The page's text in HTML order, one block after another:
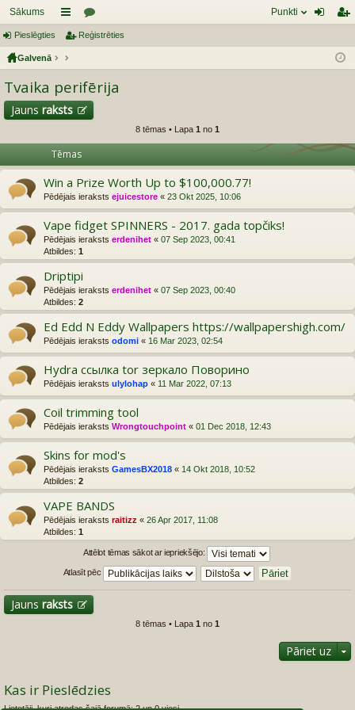
Sākums
aī
sn
es
or
mi
Punkti
ist
Pieslēgties Reģistrēties
Galvenā
Tvaika perifērija
Jauns raksts
8 tēmas • Lapa 1 no 1
Tēmas
Win a Prize Worth Up to $100,000.77!
Pēdējais ieraksts ejuicestore « 23 Okt 2025, 10:06
Vape fidget SPINNERS - 2017. gada topčiks!
Pēdējais ieraksts erdenihet « 07 Sep 2023, 00:41
Atbildes: 1
Driptipi
Pēdējais ieraksts erdenihet « 07 Sep 2023, 00:40
Atbildes: 2
Ed Edd N Eddy Wallpapers https://wallpapershigh.com/
Pēdējais ieraksts odomi « 16 Mar 2023, 02:54
Hydra ссылка tor зеркало Поворино
Pēdējais ieraksts ulylohap « 11 Mar 2022, 07:13
Coil trimming tool
Pēdējais ieraksts Wrongtouchpoint « 01 Dec 2018, 12:43
Skins for mod's
Pēdējais ieraksts GamesBX2018 « 14 Okt 2018, 10:52
Atbildes: 2
VAPE BANDS
Pēdējais ieraksts raitizz « 26 Apr 2017, 11:08
Atbildes: 1
Attēlot tēmas sākot ar iepriekšējo:
Atlasīt pēc
Jauns raksts
8 tēmas • Lapa 1 no 1
Pāriet uz
Kas ir Pieslēdzies
Lietotāji, kuri atrodas šajā forumā: 2 un 0 viesi